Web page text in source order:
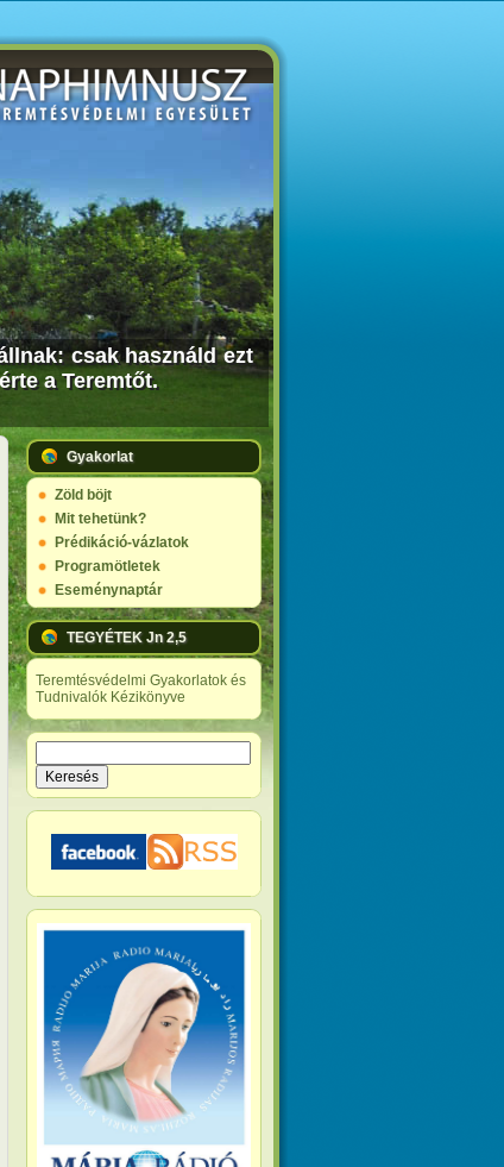
csak használd ezt
a Teremtőt.
Gyakorlat
Zöld böjt
Mit tehetünk?
Prédikáció-vázlatok
Programötletek
Eseménynaptár
TEGYÉTEK Jn 2,5
Teremtésvédelmi Gyakorlatok és
Tudnivalók Kézikönyve
Keresés űrlap